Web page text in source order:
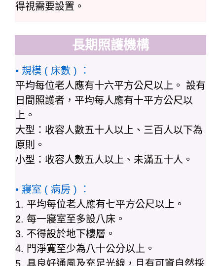
得視需要設置。
長期照護機構
• 規模 ( 床數 ) ：
平均每位老人應有十六平方公尺以上。 設有
日間照護者，平均每人應有十平方公尺以
上。
大型：收容人數五十人以上、三百人以下為
原則。
小型：收容人數五人以上、未滿五十人。
• 寢室 ( 病房 ) ：
1. 平均每位老人應有七平方公尺以上。
2. 每一寢室至多設八床。
3. 不得設於地下樓層。
4. 門淨寬至少為八十公分以上。
5. 具良好通風及充足光線，且有可資自然採